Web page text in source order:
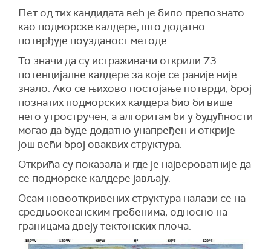
Пет од тих кандидата већ је било препознато
као подморске калдере, што додатно
потврђује поузданост методе.
То значи да су истраживачи открили 73
потенцијалне калдере за које се раније није
знало. Ако се њихово постојање потврди, број
познатих подморских калдера био би више
него утростручен, а алгоритам би у будућности
могао да буде додатно унапређен и открије
још већи број оваквих структура.
Открића су показала и где је највероватније да
се подморске калдере јављају.
Осам новооткривених структура налази се на
средњоокеанским гребенима, односно на
границама двеју тектонских плоча.